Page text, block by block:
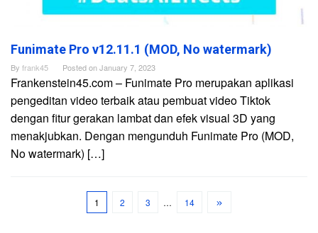
Funimate Pro v12.11.1 (MOD, No watermark)
By frank45 Posted onJanuary 7, 2023
Frankenstein45.com – Funimate Pro merupakan aplikasi
pengeditan video terbaik atau pembuat video Tiktok
dengan fitur gerakan lambat dan efek visual 3D yang
menakjubkan. Dengan mengunduh Funimate Pro (MOD,
No watermark) […]
1 2 3 … 14